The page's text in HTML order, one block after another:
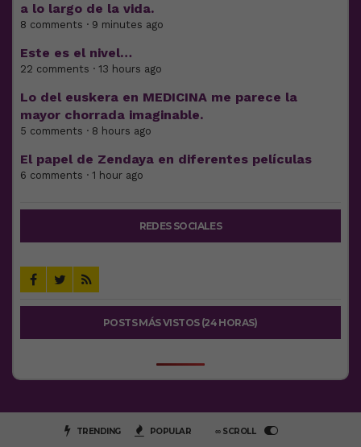
a lo largo de la vida.
8 comments · 9 minutes ago
Este es el nivel…
22 comments · 13 hours ago
Lo del euskera en MEDICINA me parece la
mayor chorrada imaginable.
5 comments · 8 hours ago
El papel de Zendaya en diferentes películas
6 comments · 1 hour ago
REDES SOCIALES
POSTS MÁS VISTOS (24 HORAS)
TRENDING POPULAR ∞ SCROLL